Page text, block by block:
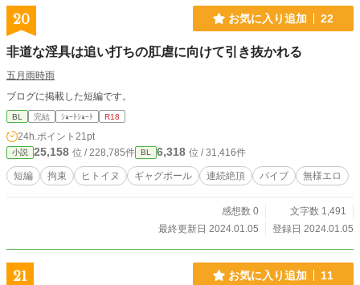
20 お気に入り追加 22
非道な淫具は追い打ちの肛虐に向けて引き抜かれる
五月雨時雨
ブログに掲載した短編です。
BL 完結 ｼｮｰﾄｼｮｰﾄ R18
24h.ポイント 21pt
小説 25,158 位 / 228,785件 BL 6,318 位 / 31,416件
短編 拘束 ヒトイヌ ギャグボール 連続絶頂 バイブ 無様エロ
感想数 0
文字数 1,491
最終更新日 2024.01.05
登録日 2024.01.05
21 お気に入り追加 11